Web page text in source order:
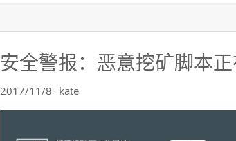
安全警报：恶意挖矿脚本
2017/11/8 kate